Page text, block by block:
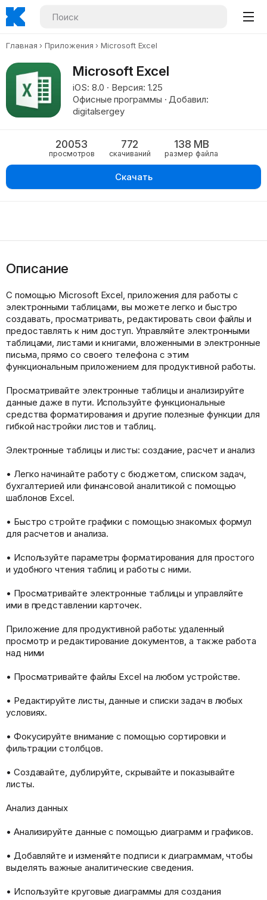
Главная Приложения Microsoft Excel
Microsoft Excel
iOS: 8.0 · Версия: 1.25
Офисные программы · Добавил:
digitalsergey
20053
просмотров
772
скачиваний
138 MB
размер файла
Скачать
Описание
С помощью Microsoft Excel, приложения для работы с
электронными таблицами, вы можете легко и быстро
создавать, просматривать, редактировать свои файлы и
предоставлять к ним доступ. Управляйте электронными
таблицами, листами и книгами, вложенными в электронные
письма, прямо со своего телефона с этим
функциональным приложением для продуктивной работы.
Просматривайте электронные таблицы и анализируйте
данные даже в пути. Используйте функциональные
средства форматирования и другие полезные функции для
гибкой настройки листов и таблиц.
Электронные таблицы и листы: создание, расчет и анализ
• Легко начинайте работу с бюджетом, списком задач,
бухгалтерией или финансовой аналитикой с помощью
шаблонов Excel.
• Быстро стройте графики с помощью знакомых формул
для расчетов и анализа.
• Используйте параметры форматирования для простого
и удобного чтения таблиц и работы с ними.
• Просматривайте электронные таблицы и управляйте
ими в представлении карточек.
Приложение для продуктивной работы: удаленный
просмотр и редактирование документов, а также работа
над ними
• Просматривайте файлы Excel на любом устройстве.
• Редактируйте листы, данные и списки задач в любых
условиях.
• Фокусируйте внимание с помощью сортировки и
фильтрации столбцов.
• Создавайте, дублируйте, скрывайте и показывайте
листы.
Анализ данных
• Анализируйте данные с помощью диаграмм и графиков.
• Добавляйте и изменяйте подписи к диаграммам, чтобы
выделять важные аналитические сведения.
• Используйте круговые диаграммы для создания